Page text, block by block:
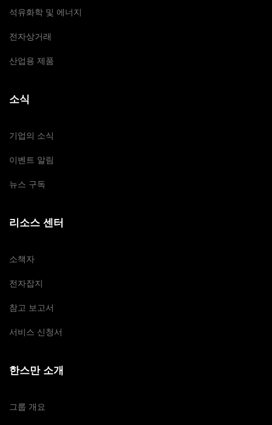
석유화학 및 에너지
전자상거래
산업용 제품
소식
기업의 소식
이벤트 알림
뉴스 구독
리소스 센터
소책자
전자잡지
참고 보고서
서비스 신청서
한스만 소개
그룹 개요